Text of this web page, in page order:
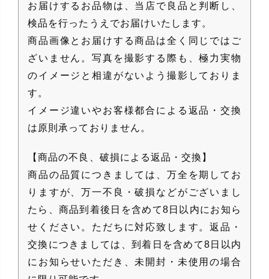
お届けするお品物は、当店で良品と判断し、
検品を行ったうえでお届けいたします。
商品画像とお届けする商品は全く同じではご
ざいません。写真を撮影する際も、極力実物
のイメージと相違がないよう撮影しておりま
す。
イメージ違いやお客様都合による返品・交換
は原則承っておりません。
【商品の不良、破損による返品・交換】
商品の品質につきましては、万全を期してお
りますが、万一不良・破損などがございまし
たら、商品到着後日を含めて8日以内にお知ら
せください。ただちに対応致します。返品・
交換につきましては、到着日を含めて8日以内
にお知らせいただき、未開封・未使用の場合